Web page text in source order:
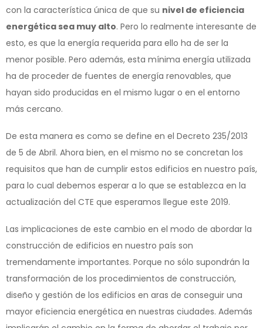
con la característica única de que su nivel de eficiencia
energética sea muy alto. Pero lo realmente interesante de
esto, es que la energía requerida para ello ha de ser la
menor posible. Pero además, esta mínima energía utilizada
ha de proceder de fuentes de energía renovables, que
hayan sido producidas en el mismo lugar o en el entorno
más cercano.
De esta manera es como se define en el Decreto 235/2013
de 5 de Abril. Ahora bien, en el mismo no se concretan los
requisitos que han de cumplir estos edificios en nuestro país,
para lo cual debemos esperar a lo que se establezca en la
actualización del CTE que esperamos llegue este 2019.
Las implicaciones de este cambio en el modo de abordar la
construcción de edificios en nuestro país son
tremendamente importantes. Porque no sólo supondrán la
transformación de los procedimientos de construcción,
diseño y gestión de los edificios en aras de conseguir una
mayor eficiencia energética en nuestras ciudades. Además